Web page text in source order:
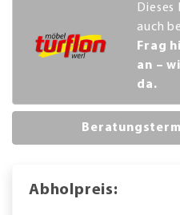
auch
Frag
an –
da.
Abholpreis: